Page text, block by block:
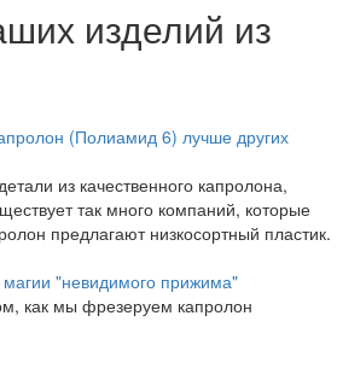
изделий из
(Полиамид 6) лучше других
из качественного капролона,
так много компаний, которые
предлагают низкосортный пластик.
"невидимого прижима"
как мы фрезеруем капролон